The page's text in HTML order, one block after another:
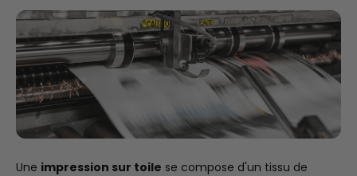
Une impression sur toile se compose d'un tissu de